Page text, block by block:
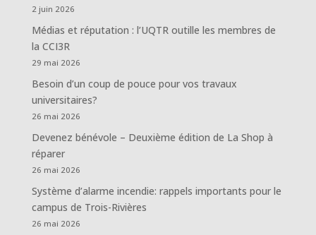
2 juin 2026
Médias et réputation : l’UQTR outille les membres de
la CCI3R
29 mai 2026
Besoin d’un coup de pouce pour vos travaux
universitaires?
26 mai 2026
Devenez bénévole – Deuxième édition de La Shop à
réparer
26 mai 2026
Système d’alarme incendie: rappels importants pour le
campus de Trois-Rivières
26 mai 2026